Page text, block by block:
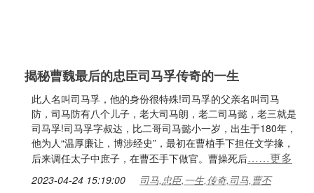
揭秘曹魏最后的忠臣司马孚传奇的一生
此人名叫司马孚，他的身份很特殊!司马孚的父亲名叫司马
防，司马防有八个儿子，老大司马朗，老二司马懿，老三就是
司马孚!司马孚字叔达，比二哥司马懿小一岁，出生于180年，
他为人“温厚廉让，博涉经史”，最初在曹植手下担任文学掾，
后来调任太子中庶子，在曹丕手下做官。曹操死后……更多
2023-04-24 15:19:00 司马,忠臣,一生,传奇,司马,曹丕